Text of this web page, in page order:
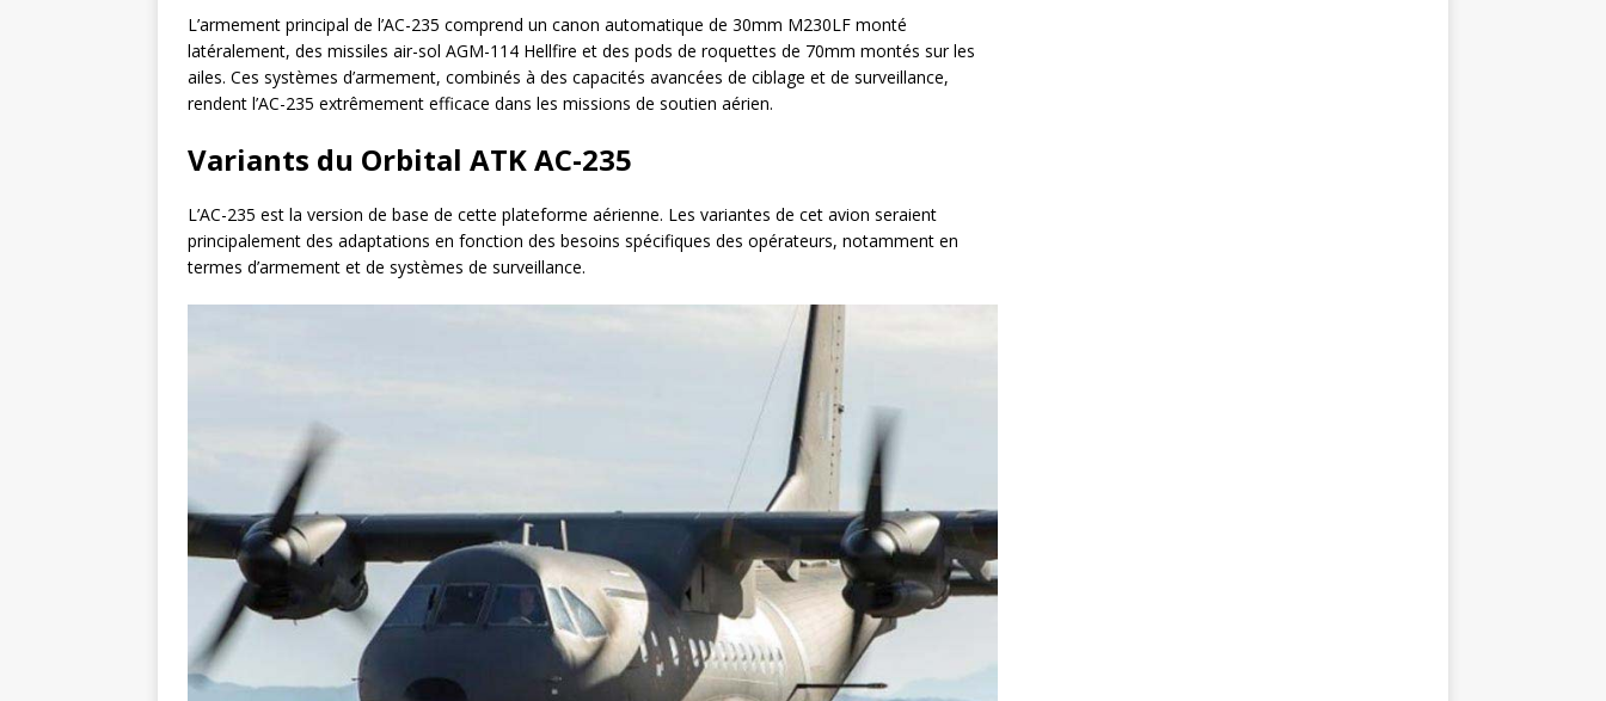
L’armement principal de l’AC-235 comprend un canon automatique de 30mm M230LF monté
latéralement, des missiles air-sol AGM-114 Hellfire et des pods de roquettes de 70mm montés sur les
ailes. Ces systèmes d’armement, combinés à des capacités avancées de ciblage et de surveillance,
rendent l’AC-235 extrêmement efficace dans les missions de soutien aérien.
Variants du Orbital ATK AC-235
L’AC-235 est la version de base de cette plateforme aérienne. Les variantes de cet avion seraient
principalement des adaptations en fonction des besoins spécifiques des opérateurs, notamment en
termes d’armement et de systèmes de surveillance.